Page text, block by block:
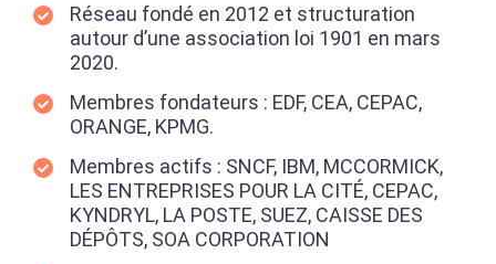
Réseau fondé en 2012 et structuration
autour d’une association loi 1901 en mars
2020.
Membres fondateurs : EDF, CEA, CEPAC,
ORANGE, KPMG.
Membres actifs : SNCF, IBM, MCCORMICK,
LES ENTREPRISES POUR LA CITÉ, CEPAC,
KYNDRYL, LA POSTE, SUEZ, CAISSE DES
DÉPÔTS, SOA CORPORATION